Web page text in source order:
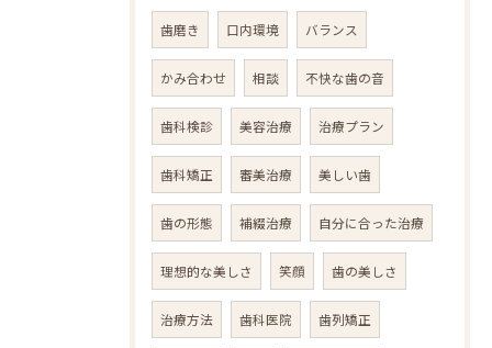
歯磨き 口内環境 バランス
かみ合わせ 相談 不快な歯の音
歯科検診 美容治療 治療プラン
歯科矯正 審美治療 美しい歯
歯の形態 補綴治療 自分に合った治療
理想的な美しさ 笑顔 歯の美しさ
治療方法 歯科医院 歯列矯正